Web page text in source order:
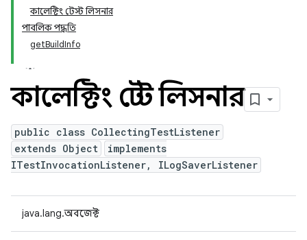
কালেক্টিং টেস্ট লিসনার
পাবলিক পদ্ধতি
getBuildInfo
কালেক্টিং টেস্ট লিসনার
public class CollectingTestListener
extends Object
implements
ITestInvocationListener, ILogSaverListener
java.lang.অবজেক্ট